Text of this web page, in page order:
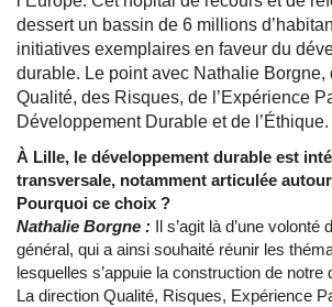
dessert un bassin de 6 millions
initiatives exemplaires en faveur du
durable. Le point avec Nathalie Borgne,
Qualité, des Risques, de l’Expérience
Développement Durable et de l’Éthique.
À Lille, le développement durable est
transversale, notamment articulée
Pourquoi ce choix ?
Nathalie Borgne : Il s’agit là d’une volonté
général, qui a ainsi souhaité réunir les
lesquelles s’appuie la construction de notre
La direction Qualité, Risques, Expérience